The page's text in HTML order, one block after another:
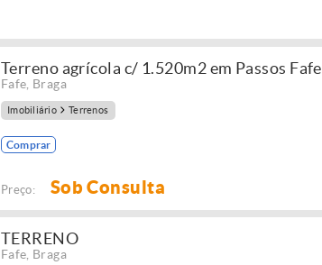
Terreno agrícola c/ 1.520m2 em Passos Fafe
Fafe Braga
Imobiliário Terrenos
Comprar
Preço: Sob Consulta
TERRENO
Fafe Braga